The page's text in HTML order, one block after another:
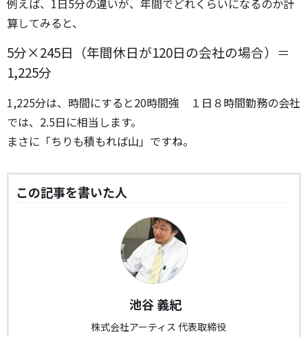
例えば、1日5分の違いが、年間でどれくらいになるのか計
算してみると、
5分×245日（年間休日が120日の会社の場合）＝
1,225分
1,225分は、時間にすると20時間強 １日８時間勤務の会社
では、2.5日に相当します。
まさに「ちりも積もれば山」ですね。
この記事を書いた人
池谷 義紀
株式会社アーティス 代表取締役